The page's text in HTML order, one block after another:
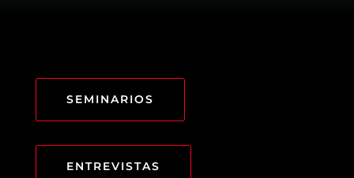
SEMINARIOS
ENTREVISTAS